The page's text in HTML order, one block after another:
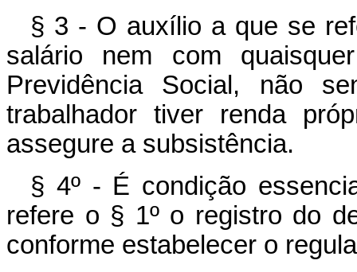
§ 3 - O auxílio a que se
salário nem com
Previdência Social, não
trabalhador tiver renda
assegure a subsistência.
§ 4º - É condição
refere o § 1º o registro do
conforme estabelecer o